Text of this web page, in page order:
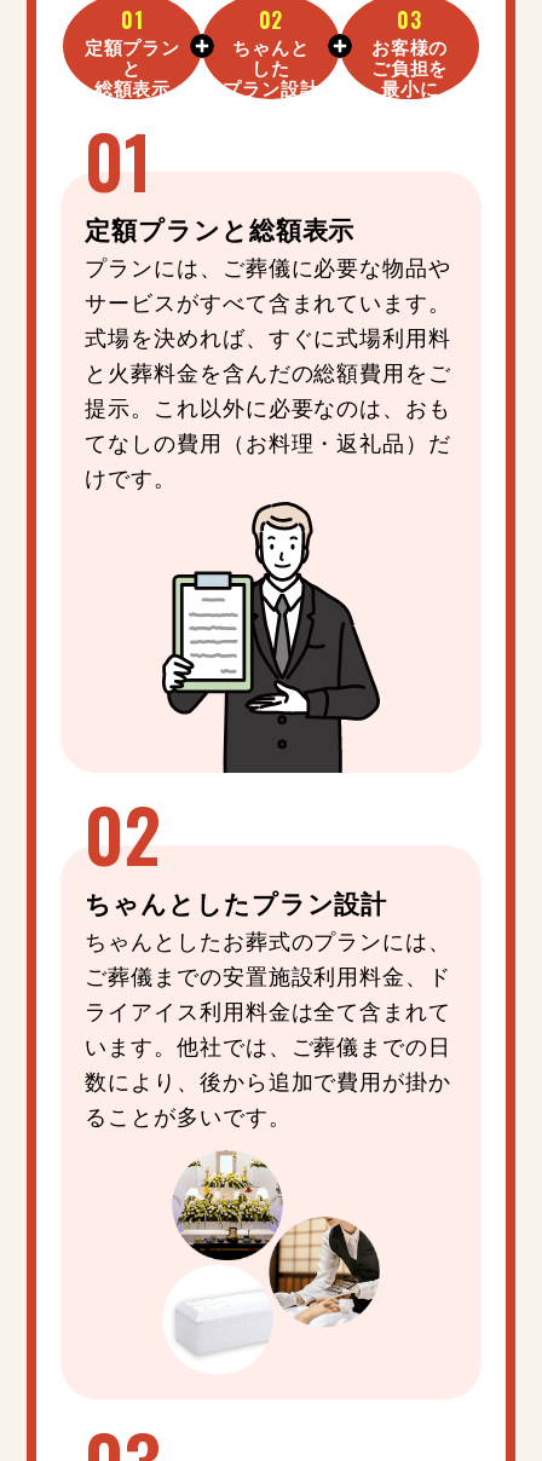
01
定額プラン
と
総額表示
02
ちゃんと
した
プラン設計
03
お客様の
ご負担を
最小に
定額プラン と総額表示
プランには、ご葬儀に必要な物品や
サービスがすべて含まれています。
式場を決めれば、すぐに式場利用料
と火葬料金を含んだの総額費用をご
提示。これ以外に必要なのは、おも
てなしの費用（お料理・返礼品）だ
けです。
ちゃんと したプラン設計
ちゃんとしたお葬式のプランには、
ご葬儀までの安置施設利用料金、ド
ライアイス利用料金は全て含まれて
います。他社では、ご葬儀までの日
数により、後から追加で費用が掛か
ることが多いです。